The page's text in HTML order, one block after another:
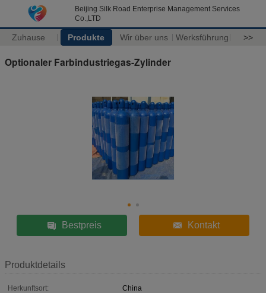
Beijing Silk Road Enterprise Management Services
Co.,LTD
Zuhause Produkte Wir über uns Werksführung >>
Optionaler Farbindustriegas-Zylinder
Bestpreis Kontakt
Produktdetails
Herkunftsort:
China